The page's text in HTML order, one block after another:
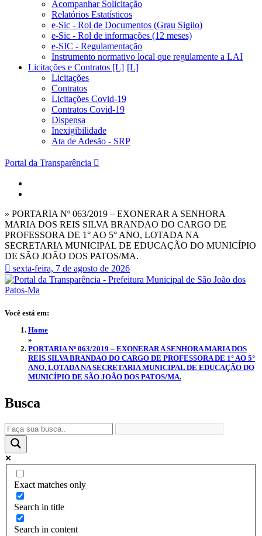
Acompanhar Solicitação
Relatórios Estatísticos
e-Sic - Rol de Documentos (Grau Sigilo)
e-Sic - Rol de informações (12 meses)
e-SIC - Regulamentação
Instrumento normativo local que regulamente a LAI
Licitações e Contratos [L]
Licitações
Contratos
Licitações Covid-19
Contratos Covid-19
Dispensa
Inexigibilidade
Ata de Adesão - SRP
Portal da Transparência
» PORTARIA Nº 063/2019 – EXONERAR A SENHORA
MARIA DOS REIS SILVA BRANDAO DO CARGO DE
PROFESSORA DE 1° AO 5° ANO, LOTADA NA
SECRETARIA MUNICIPAL DE EDUCAÇÃO DO MUNICÍPIO
DE SÃO JOÃO DOS PATOS/MA.
sexta-feira, 7 de agosto de 2026
Você está em:
Home
»
PORTARIA Nº 063/2019 – EXONERAR A SENHORA MARIA DOS
REIS SILVA BRANDAO DO CARGO DE PROFESSORA DE 1° AO 5°
ANO, LOTADA NA SECRETARIA MUNICIPAL DE EDUCAÇÃO DO
MUNICÍPIO DE SÃO JOÃO DOS PATOS/MA.
Busca
Exact matches only
Search in title
Search in content